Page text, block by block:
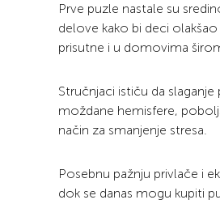
Prve puzle nastale su
delove kako bi deci
prisutne i u domovima
Stručnjaci ističu da
moždane hemisfere,
način za smanjenje stresa.
Posebnu pažnju privlače i
dok se danas mogu kupiti